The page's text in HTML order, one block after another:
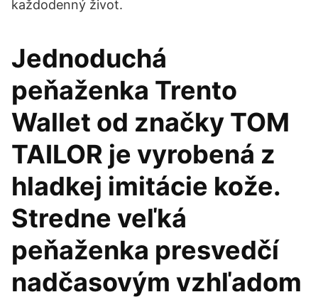
každodenný život.
Jednoduchá
peňaženka Trento
Wallet od značky TOM
TAILOR je vyrobená z
hladkej imitácie kože.
Stredne veľká
peňaženka presvedčí
nadčasovým vzhľadom